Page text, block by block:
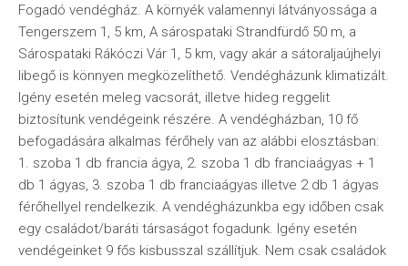
Fogadó vendégház. A környék valamennyi látványossága a
Tengerszem 1, 5 km, A sárospataki Strandfürdő 50 m, a
Sárospataki Rákóczi Vár 1, 5 km, vagy akár a sátoraljaújhelyi
libegő is könnyen megközelíthető. Vendégházunk klimatizált.
Igény esetén meleg vacsorát, illetve hideg reggelit
biztosítunk vendégeink részére. A vendégházban, 10 fő
befogadására alkalmas férőhely van az alábbi elosztásban:
1. szoba 1 db francia ágya, 2. szoba 1 db franciaágyas + 1
db 1 ágyas, 3. szoba 1 db franciaágyas illetve 2 db 1 ágyas
férőhellyel rendelkezik. A vendégházunkba egy időben csak
egy családot/baráti társaságot fogadunk. Igény esetén
vendégeinket 9 fős kisbusszal szállítjuk. Nem csak családok